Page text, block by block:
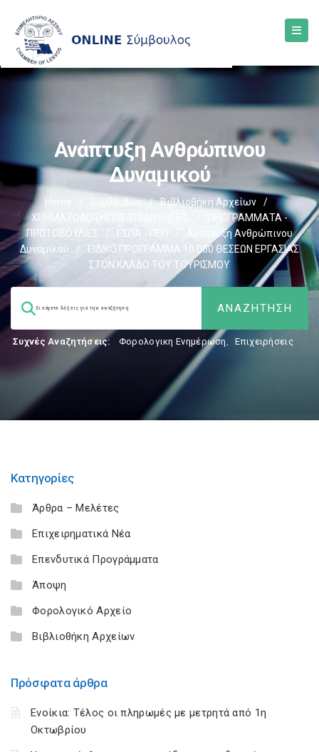
Ανάπτυξη Ανθρώπινου
Δυναμικού
Home Σύμβουλος / Βιβλιοθήκη Αρχείων
/
ΧΡΗΜΑΤΟΔΟΤΗΣΕΙΣ-ΕΠΙΔΟΤΗΣΕΙΣ
ΠΡΟΓΡΑΜΜΑΤΑ -
ΠΡΩΤΟΒΟΥΛΙΕΣ
/ ΕΣΠΑ - ΠΕΠ /
Ανάπτυξη Ανθρώπινου
Δυναμικού
/
ΕΙΔΙΚΟ ΠΡΟΓΡΑΜΜΑ 10.000 ΘΕΣΕΩΝ ΕΡΓΑΣΙΑΣ
ΣΤΟΝ ΚΛΑΔΟ ΤΟΥ ΤΟΥΡΙΣΜΟΥ
Συχνές Αναζητήσεις: Φορολογικη Ενημέρωση, Επιχειρήσεις
Κατηγορίες
Άρθρα – Μελέτες
Επιχειρηματικά Νέα
Επενδυτικά Προγράμματα
Άποψη
Φορολογικό Αρχείο
Βιβλιοθήκη Αρχείων
Πρόσφατα άρθρα
Ενοίκια: Τέλος οι πληρωμές με μετρητά από 1η
Οκτωβρίου